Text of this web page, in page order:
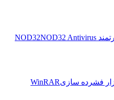
NOD32
سازیWinRAR